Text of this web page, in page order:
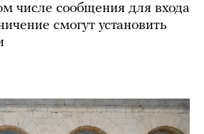
числе сообщения для входа
смогут установить